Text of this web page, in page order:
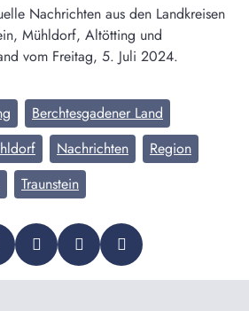
Nachrichten aus den Landkreisen
Mühldorf, Altötting und
vom Freitag, 5. Juli 2024.
Berchtesgadener Land
Nachrichten
Region
Traunstein